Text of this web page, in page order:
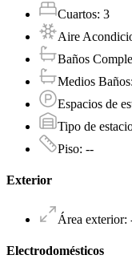
Cuartos: 3
Aire
Baños
Medios Baños:
Espacios de
Tipo de
Piso: --
Exterior
Área exterior:
Electrodomésticos